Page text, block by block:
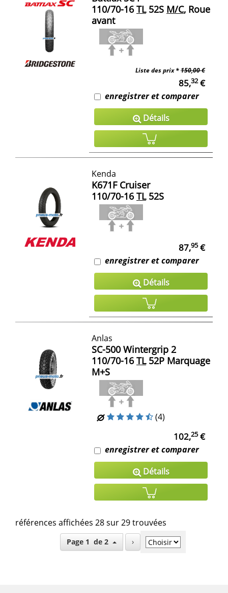
110/70-16 TL52S M/C, Roue
avant
Liste des prix *150,00 €
85,32€
enregistrer et comparer
Détails
Kenda
K671F Cruiser
110/70-16 TL52S
87,95€
enregistrer et comparer
Détails
Anlas
SC-500 Wintergrip 2
110/70-16 TL52P Marquage
M+S
(4)
102,25€
enregistrer et comparer
Détails
références affichées 28 sur 29 trouvées
Page 1 de 2 ›